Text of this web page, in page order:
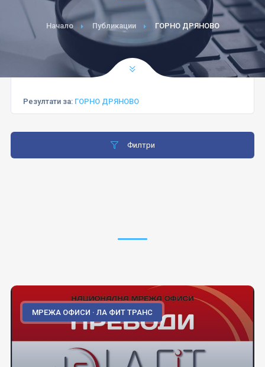
Начало Публикации ГОРНО ДРЯНОВО
Резултати за: ГОРНО ДРЯНОВО
Филтри
МРЕЖА ОФИСИ · ЛА ФИТ ТРАНС